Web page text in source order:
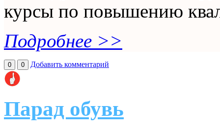
курсы по повышению
Подробнее >>
0 0 Добавить комментарий
Парад обувь